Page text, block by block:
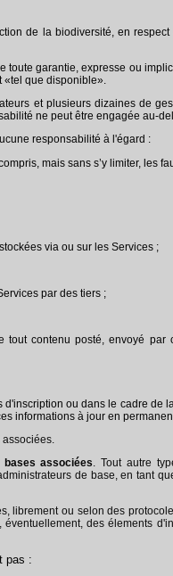
de la biodiversité, en
garantie, expresse ou
«tel que disponible».
et plusieurs dizaines de
ne peut être engagée au-
responsabilité à l'égard :
mais sans s’y limiter, les
via ou sur les Services ;
par des tiers ;
contenu posté, envoyé par
ou dans le cadre de
informations à jour en
associées . Tout autre
de base, en tant
librement ou selon des
des élements
pas :